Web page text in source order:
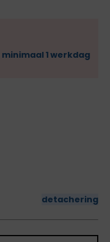
minimaal 1 werkdag
detachering